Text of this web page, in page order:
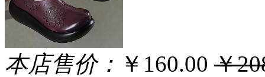
本店售价： ￥160.00 ￥